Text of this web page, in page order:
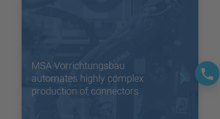
MSA Vorrichtungsbau
automates highly complex
production of connectors